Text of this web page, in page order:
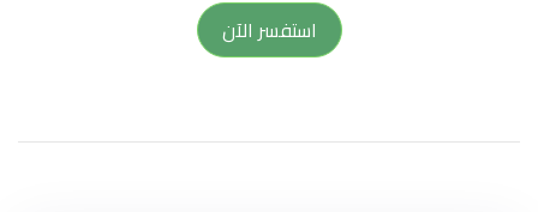
استفسر الآن